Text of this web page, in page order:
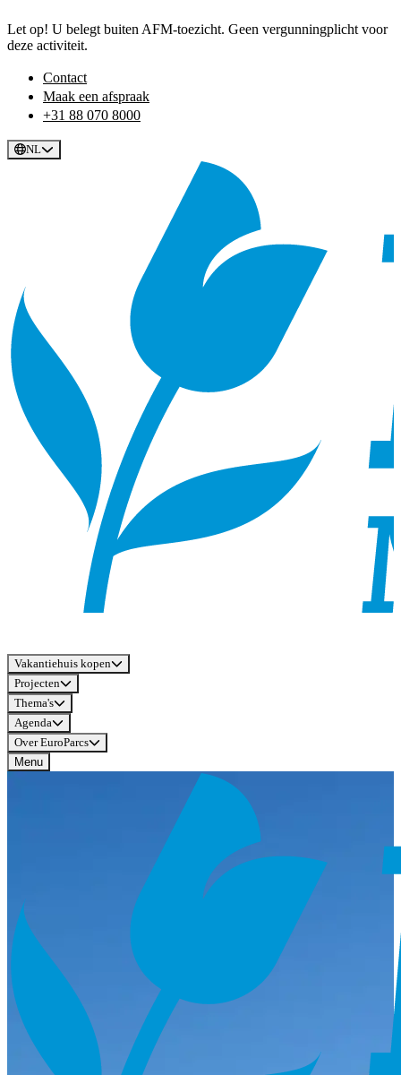
Let op! U belegt buiten AFM-toezicht. Geen vergunningplicht voor
deze activiteit.
Contact
Maak een afspraak
+31 88 070 8000
NL
Vakantiehuis kopen
Projecten
Thema's
Agenda
Over EuroParcs
Menu